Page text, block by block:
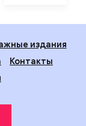
издания
Контакты